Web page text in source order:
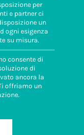
per
e partner ci
un
ogni esigenza
su misura.
consente di
di
ancora la
offriamo un